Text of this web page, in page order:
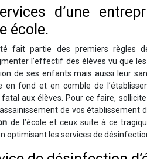
d’une
école.
fait partie des premiers règles
l’effectif des élèves vu que
de ses enfants mais aussi leur
en fond et en comble de
aux élèves. Pour ce faire,
de vos
de l’école et ceux suite à ce
optimisant les services de